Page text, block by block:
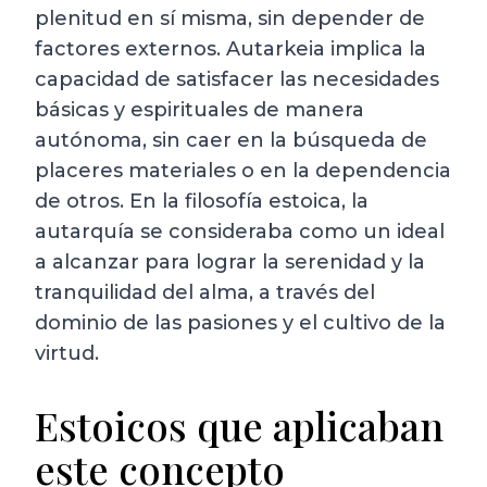
plenitud en sí misma, sin depender de
factores externos. Autarkeia implica la
capacidad de satisfacer las necesidades
básicas y espirituales de manera
autónoma, sin caer en la búsqueda de
placeres materiales o en la dependencia
de otros. En la filosofía estoica, la
autarquía se consideraba como un ideal
a alcanzar para lograr la serenidad y la
tranquilidad del alma, a través del
dominio de las pasiones y el cultivo de la
virtud.
Estoicos que aplicaban
este concepto